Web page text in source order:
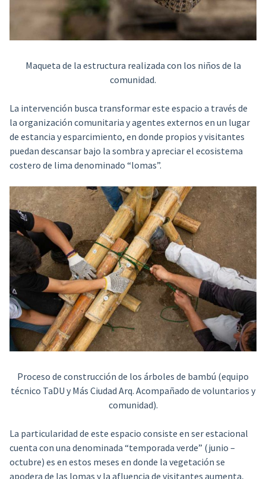
Maqueta de la estructura realizada con los niños de la
comunidad.
La intervención busca transformar este espacio a través de
la organización comunitaria y agentes externos en un lugar
de estancia y esparcimiento, en donde propios y visitantes
puedan descansar bajo la sombra y apreciar el ecosistema
costero de lima denominado “lomas”.
Proceso de construcción de los árboles de bambú (equipo
técnico TaDU y Más Ciudad Arq. Acompañado de voluntarios y
comunidad).
La particularidad de este espacio consiste en ser estacional
cuenta con una denominada “temporada verde” (junio –
octubre) es en estos meses en donde la vegetación se
apodera de las lomas y la afluencia de visitantes aumenta,